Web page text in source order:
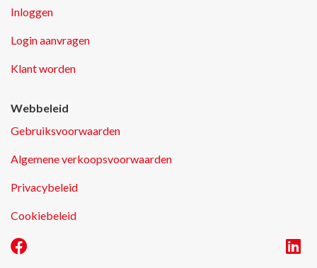
Inloggen
Login aanvragen
Klant worden
Webbeleid
Gebruiksvoorwaarden
Algemene verkoopsvoorwaarden
Privacybeleid
Cookiebeleid